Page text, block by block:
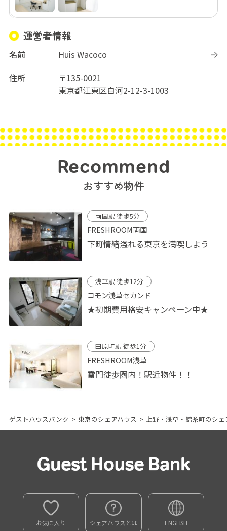
運営者情報
名前
Huis Wacoco
住所
〒135-0021
東京都江東区白河2-12-3-1003
Recommend
おすすめ物件
両国駅 徒歩5分
FRESHROOM両国
下町情緒溢れる東京を満喫しよう
浅草駅 徒歩12分
コモン浅草セカンド
★初期費用格安キャンペーン中★
田原町駅 徒歩1分
FRESHROOM浅草
雷門徒歩圏内！駅近物件！！
ゲストハウスバンク > 東京のシェアハウス > 上野・浅草・錦糸町のシェ
お気に入り シェアハウスとは ENGLISH